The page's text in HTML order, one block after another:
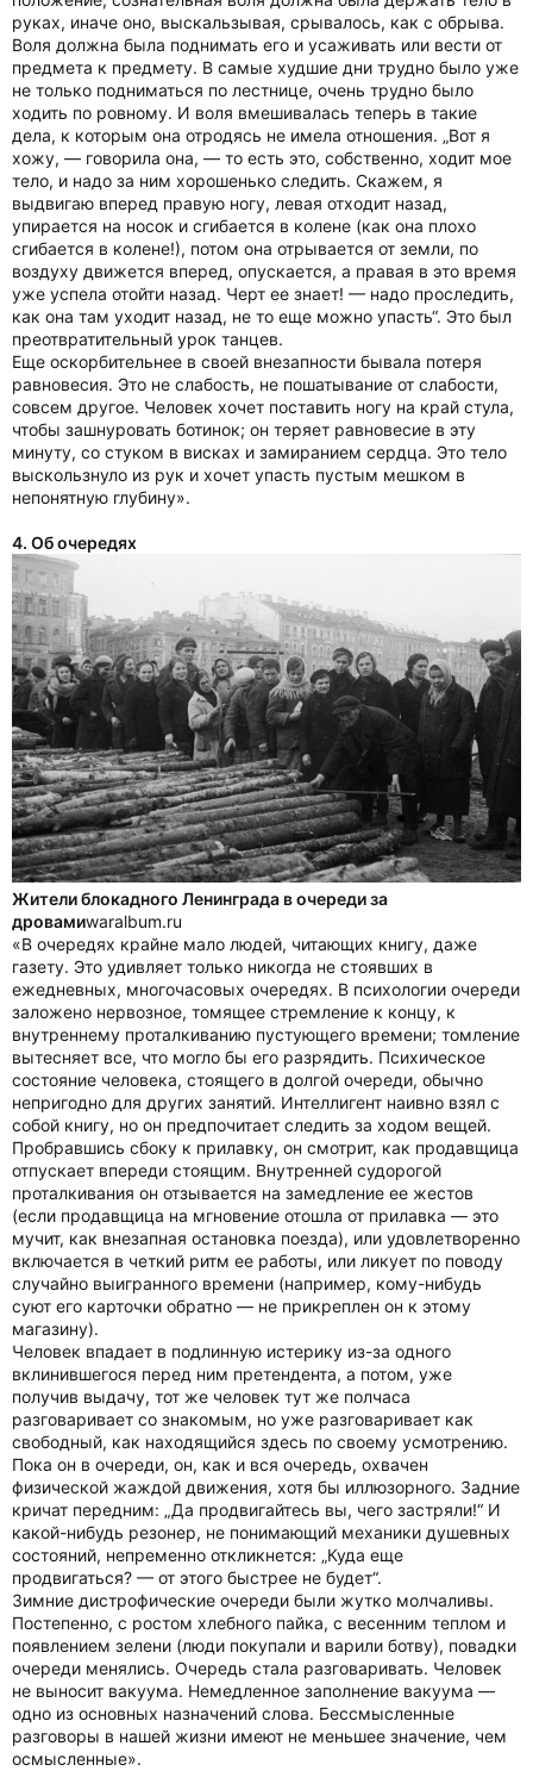
руках, иначе оно, выскальзывая, срывалось, как с обрыва.
Воля должна была поднимать его и усаживать или вести от
предмета к предмету. В самые худшие дни трудно было уже
не только подниматься по лестнице, очень трудно было
ходить по ровному. И воля вмешивалась теперь в такие
дела, к которым она отродясь не имела отношения. „Вот я
хожу, — говорила она, — то есть это, собственно, ходит мое
тело, и надо за ним хорошенько следить. Скажем, я
выдвигаю вперед правую ногу, левая отходит назад,
упирается на носок и сгибается в колене (как она плохо
сгибается в колене!), потом она отрывается от земли, по
воздуху движется вперед, опускается, а правая в это время
уже успела отойти назад. Черт ее знает! — надо проследить,
как она там уходит назад, не то еще можно упасть“. Это был
преотвратительный урок танцев.
Еще оскорбительнее в своей внезапности бывала потеря
равновесия. Это не слабость, не пошатывание от слабости,
совсем другое. Человек хочет поставить ногу на край стула,
чтобы зашнуровать ботинок; он теряет равновесие в эту
минуту, со стуком в висках и замиранием сердца. Это тело
выскользнуло из рук и хочет упасть пустым мешком в
непонятную глубину».
4. Об очередях
Жители блокадного Ленинграда в очереди за
дровамиwaralbum.ru
«В очередях крайне мало людей, читающих книгу, даже
газету. Это удивляет только никогда не стоявших в
ежедневных, многочасовых очередях. В психологии очереди
заложено нервозное, томящее стремление к концу, к
внутреннему проталкиванию пустующего времени; томление
вытесняет все, что могло бы его разрядить. Психическое
состояние человека, стоящего в долгой очереди, обычно
непригодно для других занятий. Интеллигент наивно взял с
собой книгу, но он предпочитает следить за ходом вещей.
Пробравшись сбоку к прилавку, он смотрит, как продавщица
отпускает впереди стоящим. Внутренней судорогой
проталкивания он отзывается на замедление ее жестов
(если продавщица на мгновение отошла от прилавка — это
мучит, как внезапная остановка поезда), или удовлетворенно
включается в четкий ритм ее работы, или ликует по поводу
случайно выигранного времени (например, кому-нибудь
суют его карточки обратно — не прикреплен он к этому
магазину).
Человек впадает в подлинную истерику из-за одного
вклинившегося перед ним претендента, а потом, уже
получив выдачу, тот же человек тут же полчаса
разговаривает со знакомым, но уже разговаривает как
свободный, как находящийся здесь по своему усмотрению.
Пока он в очереди, он, как и вся очередь, охвачен
физической жаждой движения, хотя бы иллюзорного. Задние
кричат передним: „Да продвигайтесь вы, чего застряли!“ И
какой-нибудь резонер, не понимающий механики душевных
состояний, непременно откликнется: „Куда еще
продвигаться? — от этого быстрее не будет“.
Зимние дистрофические очереди были жутко молчаливы.
Постепенно, с ростом хлебного пайка, с весенним теплом и
появлением зелени (люди покупали и варили ботву), повадки
очереди менялись. Очередь стала разговаривать. Человек
не выносит вакуума. Немедленное заполнение вакуума —
одно из основных назначений слова. Бессмысленные
разговоры в нашей жизни имеют не меньшее значение, чем
осмысленные».